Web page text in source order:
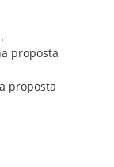
proposta
proposta